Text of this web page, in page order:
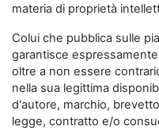
materia di proprietà
Colui che pubblica sulle
garantisce
oltre a non essere
nella sua legittima
d'autore, marchio,
legge, contratto e/o